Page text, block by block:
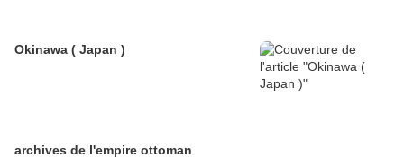
Okinawa ( Japan )
archives de l'empire ottoman